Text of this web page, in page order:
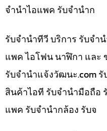
จำนำไอแพค รับจำนำก
รับจำนำทีวี บริการ รับจำ
แพค ไอโฟน นาฬิกา และ
รับจํานําแจ้งวัฒนะ.com
สินค้าไอที รับจำนำมือถือ
แพค รับจำนำกล้อง รับจ